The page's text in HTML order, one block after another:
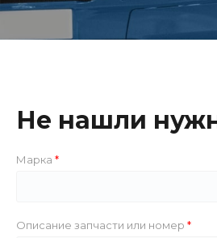
Не нашли
Марка
Описание запчасти или номер